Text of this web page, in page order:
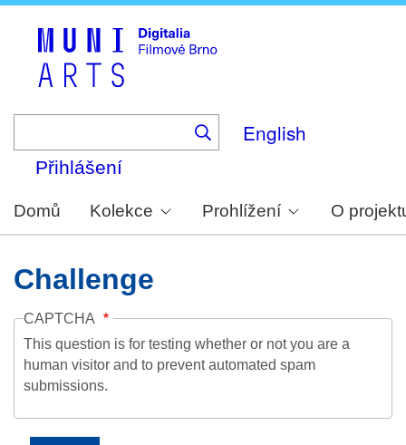
English
Přihlášení
Domů Kolekce Prohlížení O
Challenge
CAPTCHA
This question is for testing whether or not you are a
human visitor and to prevent automated spam
submissions.